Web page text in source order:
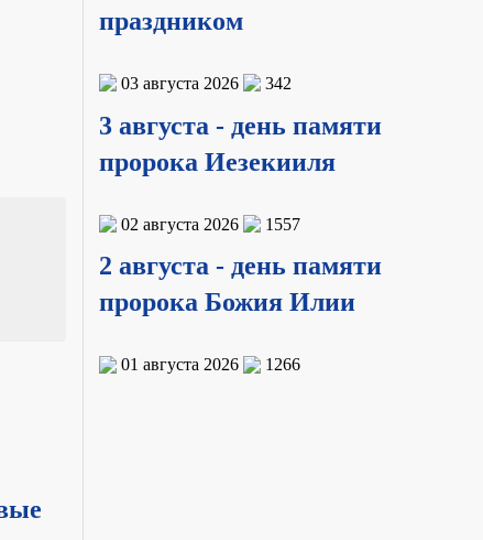
праздником
03 августа 2026 342
3 августа - день памяти
пророка Иезекииля
02 августа 2026 1557
2 августа - день памяти
пророка Божия Илии
01 августа 2026 1266